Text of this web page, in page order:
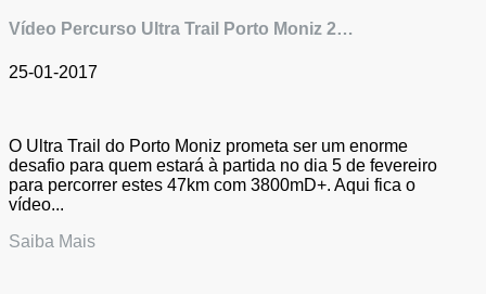
Vídeo Percurso Ultra Trail Porto Moniz 2…
25-01-2017
O Ultra Trail do Porto Moniz prometa ser um enorme
desafio para quem estará à partida no dia 5 de fevereiro
para percorrer estes 47km com 3800mD+. Aqui fica o
vídeo...
Saiba Mais